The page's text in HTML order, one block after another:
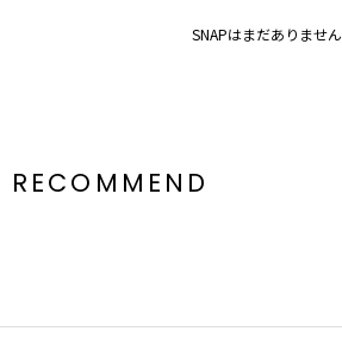
SNAPはまだありません
RECOMMEND